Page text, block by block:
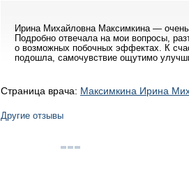
Ирина Михайловна Максимкина —
Подробно отвечала на мои вопросы,
о возможных побочных эффектах. К
подошла, самочувствие ощутимо
Страница врача: Максимкина Ирина
Другие отзывы